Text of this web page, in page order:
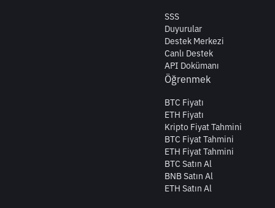
SSS
Duyurular
Destek Merkezi
Canlı Destek
API Dokümanı
Öğrenmek
BTC Fiyatı
ETH Fiyatı
Kripto Fiyat Tahmini
BTC Fiyat Tahmini
ETH Fiyat Tahmini
BTC Satın Al
BNB Satın Al
ETH Satın Al